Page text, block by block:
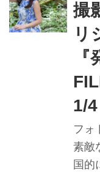
撮
リ
1/4
フォ
素敵
国的